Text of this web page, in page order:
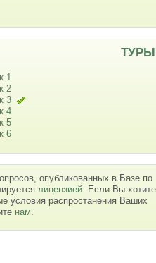
ТУРЫ
1
2
3
4
5
6
опубликованных в Базе по
лицензией. Если Вы хотите
условия распростанения Ваших
нам.